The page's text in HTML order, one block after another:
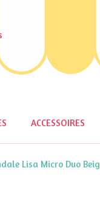
ACCESSOIRES
Lisa Micro Duo Beig